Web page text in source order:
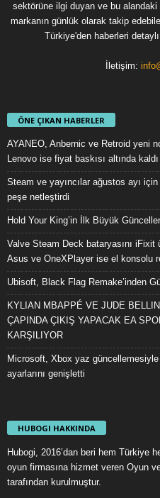
sektörüne ilgi duyan ve bu alandaki
markanın günlük olarak takip
Türkiye'den haberleri
İletişim:
ÖNE ÇIKAN HABERLER
AYANEO, Anbernic ve Retroid yeni
Lenovo ise fiyat baskısı altında kaldı
Steam ve yayıncılar ağustos ayı
peşe netleştirdi
Hold Your King’in İlk Büyük
Valve Steam Deck bataryasını
Asus ve OneXPlayer ise el konsolu
Ubisoft, Black Flag Remake’inden
KYLIAN MBAPPÉ VE JUDE
ÇAPINDA ÇIKIŞ YAPACAK EA
KARŞILIYOR
Microsoft, Xbox yaz
ayarlarını genişletti
HUBOGI HAKKINDA
Hubogi, 2016’dan beri hem Türkiye
oyun firmasına hizmet veren Oyun
tarafından kurulmuştur.